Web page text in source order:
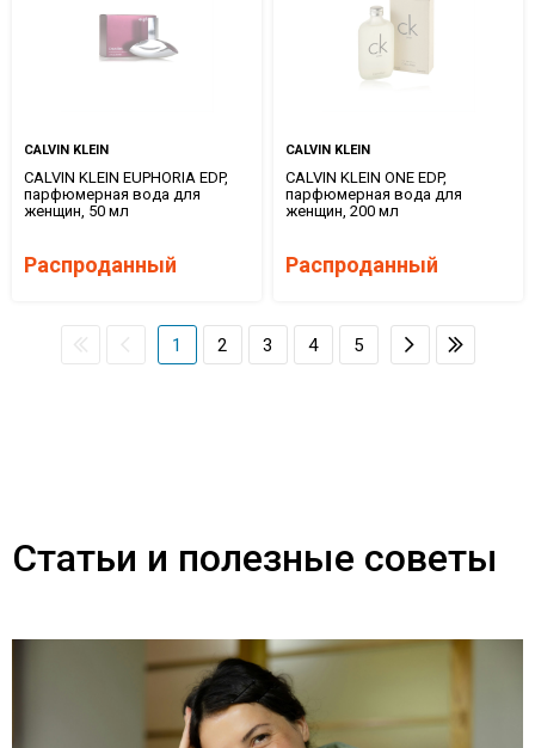
CALVIN KLEIN
CALVIN KLEIN EUPHORIA EDP,
парфюмерная вода для
женщин, 50 мл
Распроданный
CALVIN KLEIN
CALVIN KLEIN ONE EDP,
парфюмерная вода для
женщин, 200 мл
Распроданный
1 2 3 4 5
Статьи и полезные советы